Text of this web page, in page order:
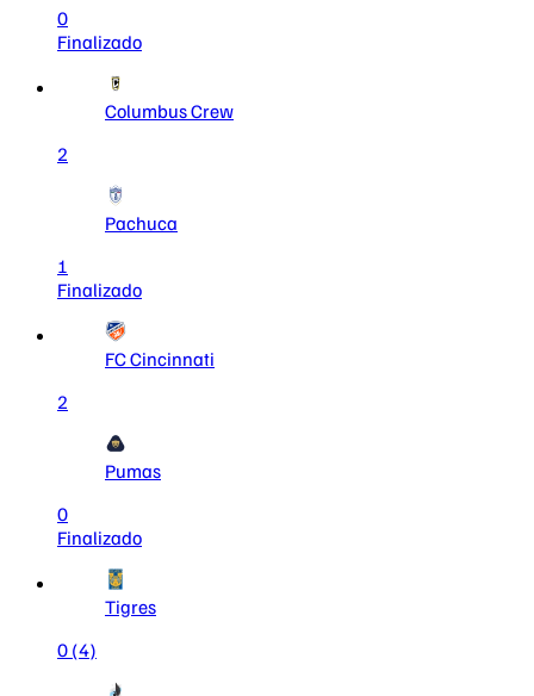
0
Finalizado
Columbus Crew
2
Pachuca
1
Finalizado
FC Cincinnati
2
Pumas
0
Finalizado
Tigres
0 (4)